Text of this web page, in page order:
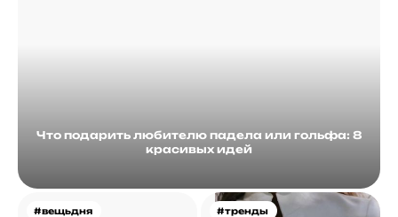
Что подарить любителю падела или гольфа: 8
красивых идей
#вещьдня #тренды